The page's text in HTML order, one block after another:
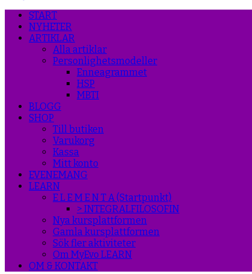
START
NYHETER
ARTIKLAR
Alla artiklar
Personlighetsmodeller
Enneagrammet
HSP
MBTI
BLOGG
SHOP
Till butiken
Varukorg
Kassa
Mitt konto
EVENEMANG
LEARN
E L E M E N T A (Startpunkt)
> INTEGRALFILOSOFIN
Nya kursplattformen
Gamla kursplattformen
Sök fler aktiviteter
Om MyEvo LEARN
OM & KONTAKT